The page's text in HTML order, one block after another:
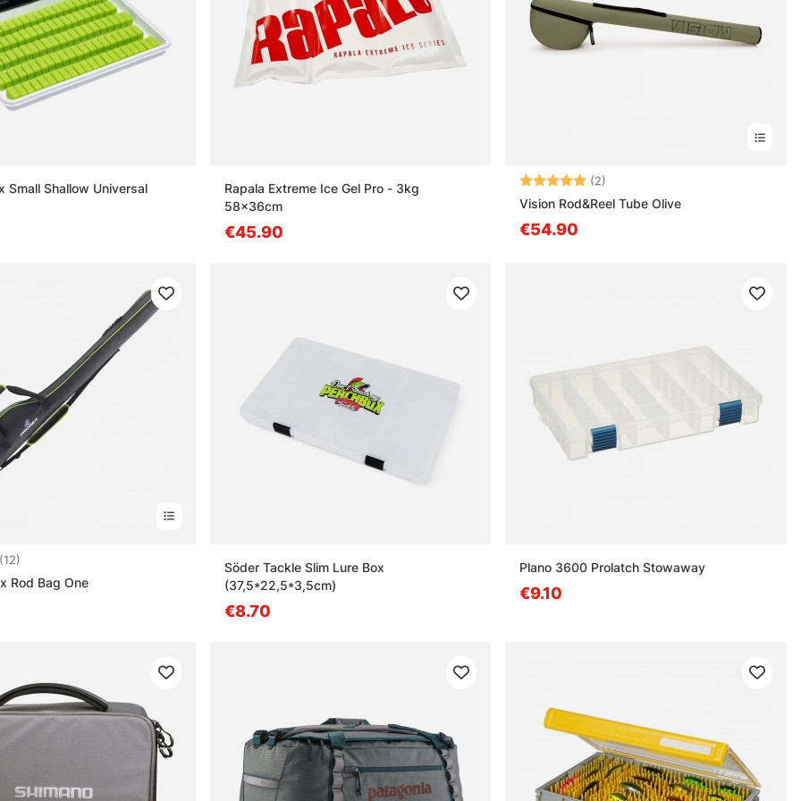
Small Shallow Universal
Rapala Extreme Ice Gel Pro - 3kg
58x36cm
€45.90
Arvio: (2)
Vision Rod&Reel Tube Olive
€54.90
Rod Bag One
Söder Tackle Slim Lure Box
(37,5*22,5*3,5cm)
€8.70
Plano 3600 Prolatch Stowaway
€9.10